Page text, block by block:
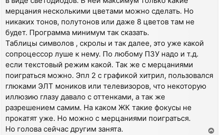
мерцания несколькими цветами можно сделать. Но
никаких тонов, полутонов или даже 8 цветов там не
будет. Программа минимум так сказать.
Таблицы символов , скролы и так далее, это уже какой
сопроцессор луше к нему. По любому ПЗУ надо и т.д.
если текстовый режим какой. Так же с мерцаниями
поиграться можно. Эпл 2 с графикой хитрил, пользовался
глюками ЭЛТ моников или телевизоров, что некоторую
иллюзию глазу давало с оттенками, а так же
разрешением самим. На каком ЖК такие фокусы не
прокатят уже. Но можно с мерцаниями поиграться.
Но голова сейчас другим занята.